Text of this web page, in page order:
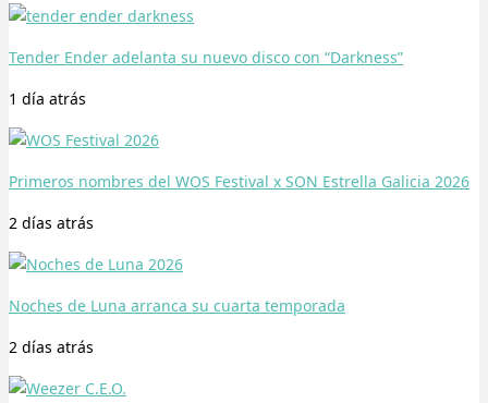
Tender Ender adelanta su nuevo disco con “Darkness”
1 día atrás
Primeros nombres del WOS Festival x SON Estrella Galicia 2026
2 días atrás
Noches de Luna arranca su cuarta temporada
2 días atrás